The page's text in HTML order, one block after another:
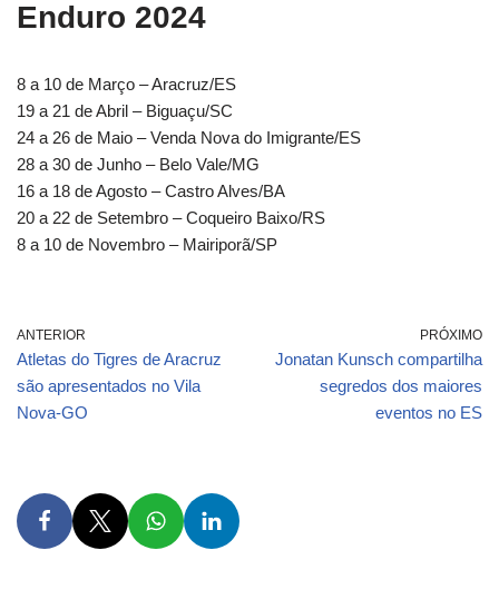
Enduro 2024
8 a 10 de Março – Aracruz/ES
19 a 21 de Abril – Biguaçu/SC
24 a 26 de Maio – Venda Nova do Imigrante/ES
28 a 30 de Junho – Belo Vale/MG
16 a 18 de Agosto – Castro Alves/BA
20 a 22 de Setembro – Coqueiro Baixo/RS
8 a 10 de Novembro – Mairiporã/SP
ANTERIOR
Atletas do Tigres de Aracruz
são apresentados no Vila
Nova-GO
PRÓXIMO
Jonatan Kunsch compartilha
segredos dos maiores
eventos no ES